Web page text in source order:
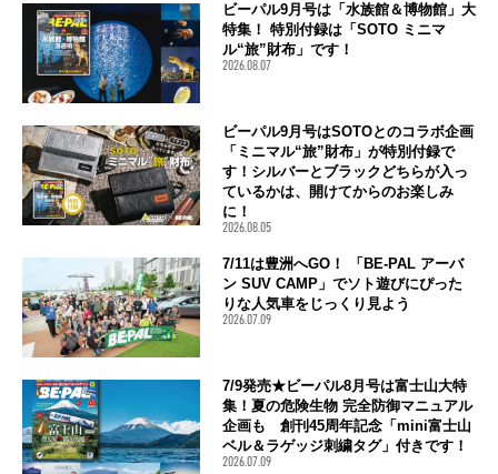
ビーパル9月号は「水族館＆博物館」大
特集！ 特別付録は「SOTO ミニマ
ル“旅”財布」です！
2026.08.07
ビーパル9月号はSOTOとのコラボ企画
「ミニマル“旅”財布」が特別付録で
す！シルバーとブラックどちらが入っ
ているかは、開けてからのお楽しみ
に！
2026.08.05
7/11は豊洲へGO！ 「BE-PAL アーバ
ン SUV CAMP」でソト遊びにぴった
りな人気車をじっくり見よう
2026.07.09
7/9発売★ビーパル8月号は富士山大特
集！夏の危険生物 完全防御マニュアル
企画も 創刊45周年記念「mini富士山
ベル＆ラゲッジ刺繍タグ」付きです！
2026.07.09